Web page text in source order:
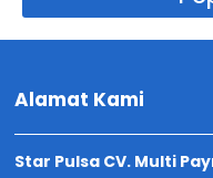
Alamat Kami
Star Pulsa CV. Multi